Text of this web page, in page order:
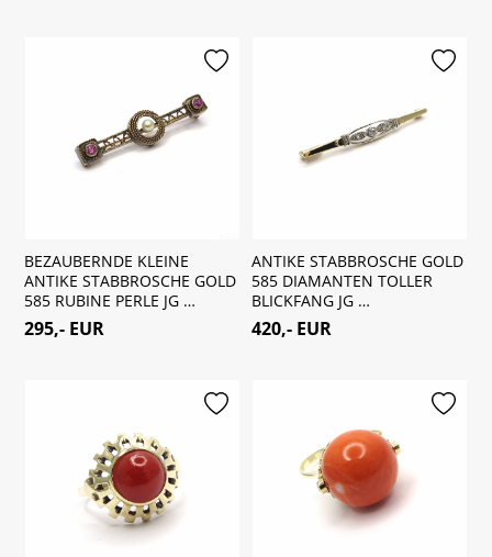
merken
BEZAUBERNDE KLEINE
ANTIKE STABBROSCHE GOLD
585 RUBINE PERLE JG …
295,- EUR
merken
ANTIKE STABBROSCHE GOLD
585 DIAMANTEN TOLLER
BLICKFANG JG …
420,- EUR
merken merken